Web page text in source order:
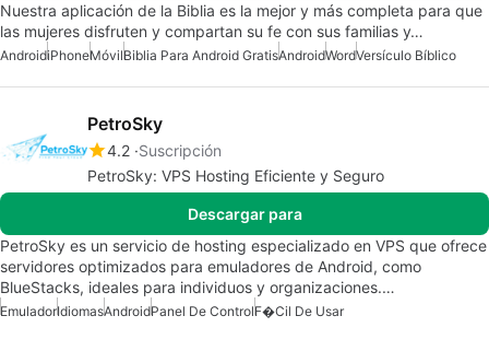
Nuestra aplicación de la Biblia es la mejor y más completa para que
las mujeres disfruten y compartan su fe con sus familias y…
AndroidiPhoneMóvilBiblia Para Android GratisAndroidWordVersículo Bíblico
PetroSky
4.2 Suscripción
PetroSky: VPS Hosting Eficiente y Seguro
Descargar para
PetroSky es un servicio de hosting especializado en VPS que ofrece
servidores optimizados para emuladores de Android, como
BlueStacks, ideales para individuos y organizaciones.…
EmuladorIdiomasAndroidPanel De ControlF�cil De Usar